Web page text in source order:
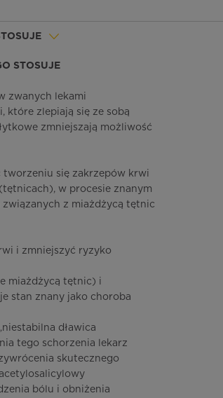
STOSUJE
zwanych lekami
które zlepiają się ze sobą
zmniejszają możliwość
tworzeniu się zakrzepów krwi
w procesie znanym
z miażdżycą tętnic
i zmniejszyć ryzyko
miażdżycą tętnic) i
stan znany jako choroba
dławica
tego schorzenia lekarz
skutecznego
bólu i obniżenia